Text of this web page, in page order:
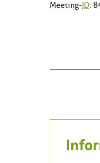
Meeting-ID: